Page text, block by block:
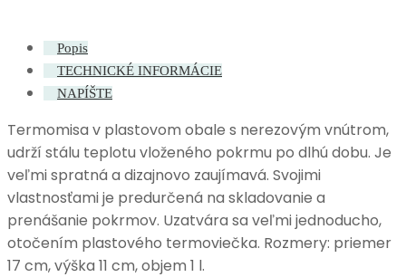
Popis
TECHNICKÉ INFORMÁCIE
NAPÍŠTE
Termomisa v plastovom obale s nerezovým vnútrom,
udrží stálu teplotu vloženého pokrmu po dlhú dobu. Je
veľmi spratná a dizajnovo zaujímavá. Svojimi
vlastnosťami je predurčená na skladovanie a
prenášanie pokrmov. Uzatvára sa veľmi jednoducho,
otočením plastového termoviečka. Rozmery: priemer
17 cm, výška 11 cm, objem 1 l.